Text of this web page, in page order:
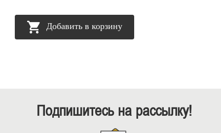
Добавить в корзину
Подпишитесь на рассылку!